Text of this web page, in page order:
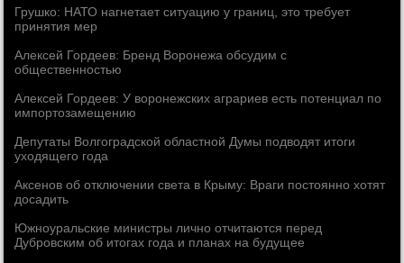
Грушко: НАТО нагнетает ситуацию у границ, это требует
принятия мер
Алексей Гордеев: Бренд Воронежа обсудим с
общественностью
Алексей Гордеев: У воронежских аграриев есть потенциал по
импортозамещению
Депутаты Волгоградской областной Думы подводят итоги
уходящего года
Аксенов об отключении света в Крыму: Враги постоянно хотят
досадить
Южноуральские министры лично отчитаются перед
Дубровским об итогах года и планах на будущее